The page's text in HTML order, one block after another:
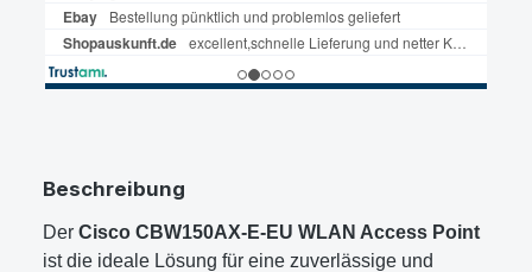
Beschreibung
Der Cisco CBW150AX-E-EU WLAN Access Point
ist die ideale Lösung für eine zuverlässige und